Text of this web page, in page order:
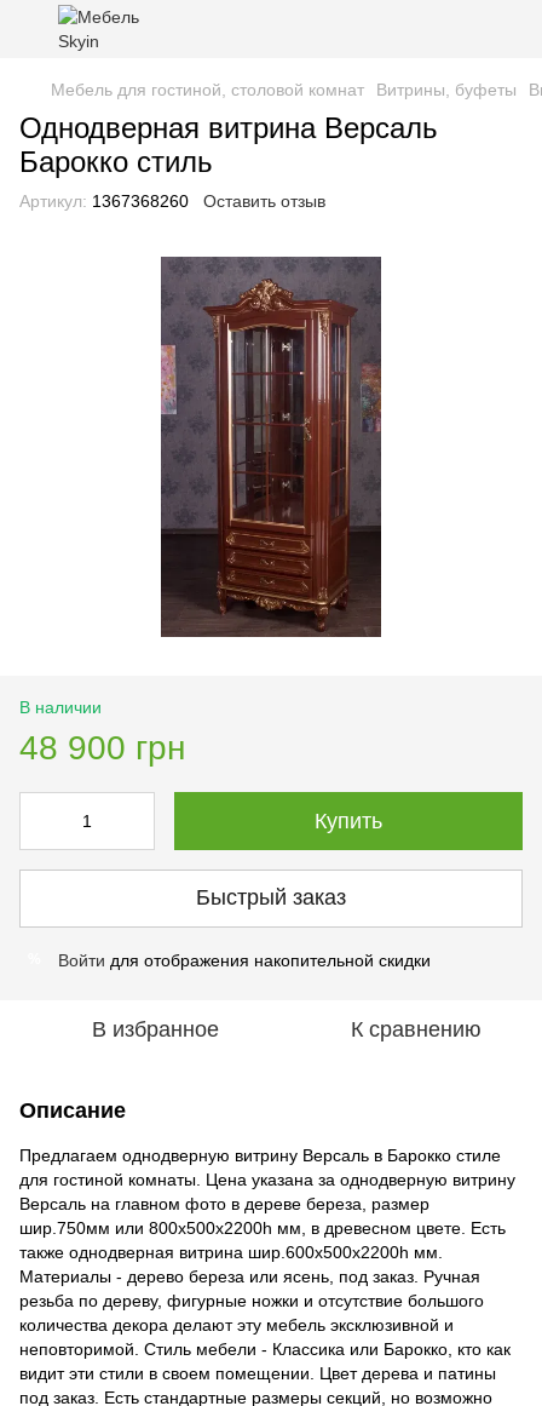
Мебель для гостиной, столовой комнат Витрины, буфеты
Однодверная витрина Версаль
Барокко стиль
Артикул: 1367368260 Оставить отзыв
В наличии
48 900 грн
Купить
Быстрый заказ
Войти для отображения накопительной скидки
В избранное К сравнению
Описание
Предлагаем однодверную витрину Версаль в Барокко стиле
для гостиной комнаты. Цена указана за однодверную витрину
Версаль на главном фото в дереве береза, размер
шир.750мм или 800х500х2200h мм, в древесном цвете. Есть
также однодверная витрина шир.600х500х2200h мм.
Материалы - дерево береза или ясень, под заказ. Ручная
резьба по дереву, фигурные ножки и отсутствие большого
количества декора делают эту мебель эксклюзивной и
неповторимой. Стиль мебели - Классика или Барокко, кто как
видит эти стили в своем помещении. Цвет дерева и патины
под заказ. Есть стандартные размеры секций, но возможно